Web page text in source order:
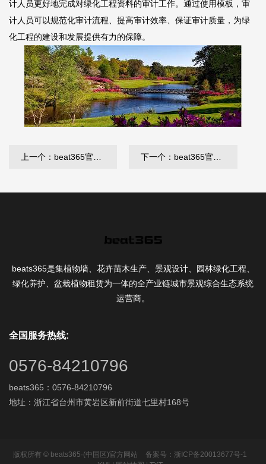
计人员更好地完成对绿化工程资料的审计工作。通过使用模板，审
计人员可以规范化审计流程、提高审计效率、保证审计质量，为绿
化工程的建设和发展提供有力的保障。
beats365是集植物墙、花卉苗木生产、景观设计、园林绿化工程、
绿化养护、盆栽植物租赁为一体的全产业链城市景观综合生态系统
运营商。
全国服务热线:
0576-84210796
beats365：0576-84210796
地址：浙江省台州市黄岩区新前街道七里村168号
版权所有 © beats365·(中国区)官方网站
备案号：浙ICP备20013677号-1